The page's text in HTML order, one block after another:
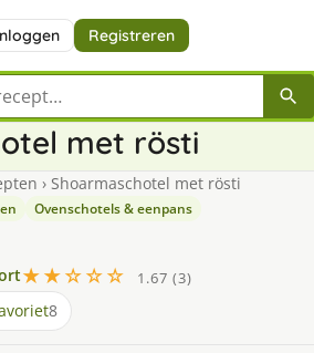
Registreren
recept
met rösti
› Shoarmaschotel met rösti
Ovenschotels & eenpans
★★☆☆☆
1.67 (3)
8